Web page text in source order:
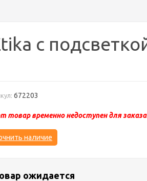
с
672203
товар временно недоступен для заказа
наличие
ожидается